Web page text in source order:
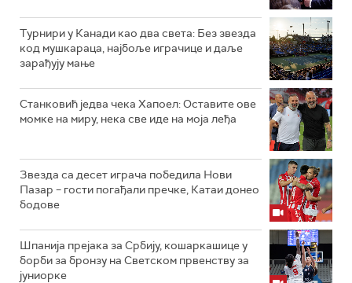
Турнири у Канади као два света: Без звезда
код мушкараца, најбоље играчице и даље
зарађују мање
Станковић једва чека Хапоел: Оставите ове
момке на миру, нека све иде на моја леђа
Звезда са десет играча победила Нови
Пазар – гости погађали пречке, Катаи донео
бодове
Шпанија прејакa за Србију, кошаркашице у
борби за бронзу на Светском првенству за
јуниорке